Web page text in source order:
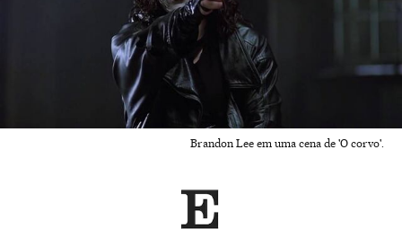
Brandon Lee em uma cena de 'O corvo'.